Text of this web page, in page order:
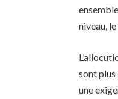
niveau,
sont
une